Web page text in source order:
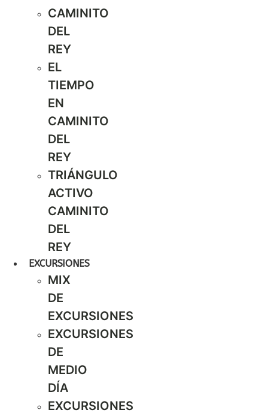
CAMINITO
DEL
REY
EL
TIEMPO
EN
CAMINITO
DEL
REY
TRIÁNGULO
ACTIVO
CAMINITO
DEL
REY
EXCURSIONES
MIX
DE
EXCURSIONES
EXCURSIONES
DE
MEDIO
DÍA
EXCURSIONES